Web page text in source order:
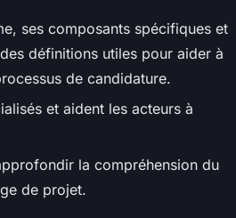
ses composants spécifiques et
définitions utiles pour aider à
de candidature.
et aident les acteurs à
la compréhension du
de projet.